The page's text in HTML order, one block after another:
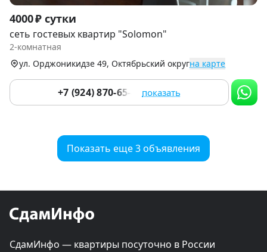
Item
1
of
4000 ₽ сутки
сеть гостевых квартир "Solomon"
2-комнатная
ул. Орджоникидзе 49, Октябрьский округна карте
+7 (924) 870-65-43 показать
Показать еще 3 объявления
СдамИнфо — квартиры посуточно в России